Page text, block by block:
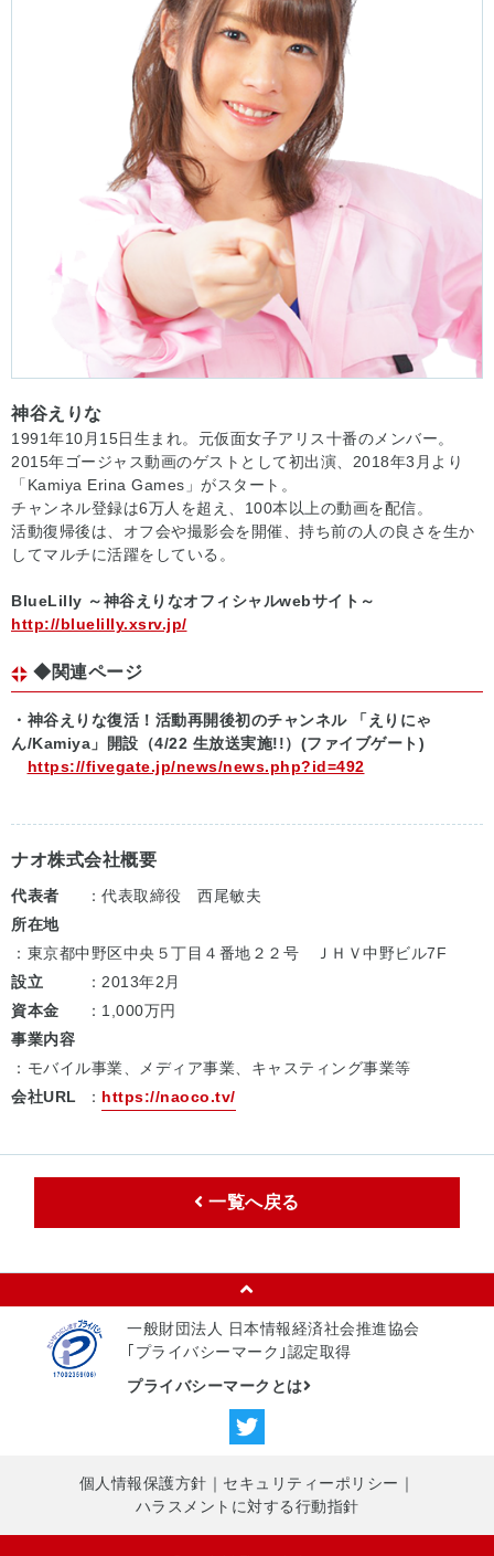
神谷えりな
1991年10月15日生まれ。元仮面女子アリス十番のメンバー。
2015年ゴージャス動画のゲストとして初出演、2018年3月より
「Kamiya Erina Games」がスタート。
チャンネル登録は6万人を超え、100本以上の動画を配信。
活動復帰後は、オフ会や撮影会を開催、持ち前の人の良さを生か
してマルチに活躍をしている。
BlueLilly ～神谷えりなオフィシャルwebサイト～
http://bluelilly.xsrv.jp/
◆関連ページ
・神谷えりな復活！活動再開後初のチャンネル 「えりにゃ
ん/Kamiya」開設（4/22 生放送実施!!）(ファイブゲート)
https://fivegate.jp/news/news.php?id=492
ナオ株式会社概要
代表者
：代表取締役 西尾敏夫
所在地
：東京都中野区中央５丁目４番地２２号 ＪＨＶ中野ビル7F
設立
：2013年2月
資本金
：1,000万円
事業内容
：モバイル事業、メディア事業、キャスティング事業等
会社URL
： https://naoco.tv/
一覧へ戻る
一般財団法人 日本情報経済社会推進協会
｢プライバシーマーク｣認定取得
プライバシーマークとは
個人情報保護方針 ｜ セキュリティーポリシー ｜
ハラスメントに対する行動指針